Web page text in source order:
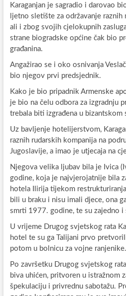
Karaganjan je sagradio i darovao
ljetno sletište za održavanje raznih
ali i zbog svojih cjelokupnih
strane biogradske općine čak bio
građanina.
Angažirao se i oko osnivanja
bio njegov prvi predsjednik.
Kako je bio pripadnik Armenske
je bio na čelu odbora za izgradnju
trebala biti izgrađena u bizantskom
Uz bavljenje hotelijerstvom,
raznih rudarskih kompanija na
Jugoslavije, a imao je utjecaja na
Njegova velika ljubav bila je Ivica
godine, koja je najvjerojatnije bila
hotela Ilirija tijekom
bili u braku i nisu imali djece, ona
smrti 1977. godine, te su zajedno i
U vrijeme Drugog svjetskog rata
hotel te su ga Talijani prvo
potom u bolnicu za vojne ranjenike.
Po završetku Drugog svjetskog
biva uhićen, pritvoren u istražnom
špekulaciju i privrednu sabotažu.